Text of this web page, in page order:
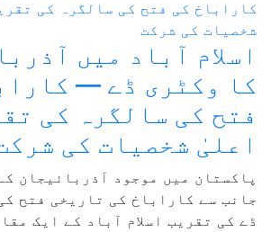
اسلام آباد میں
کا وکٹری ڈے —
فتح کی سالگرہ کی
اعلیٰ شخصیات کی
پاکستان میں موجود آذربائیجان
جانب سے کاراباخ کی تاریخی فتح
ڈے کی تقریب اسلام آباد کے ایک